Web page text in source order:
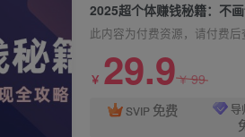
2025超个体赚钱秘籍：不
此内容为付费资源，请付费后
￥ 29.9￥99
SVIP 免费 导